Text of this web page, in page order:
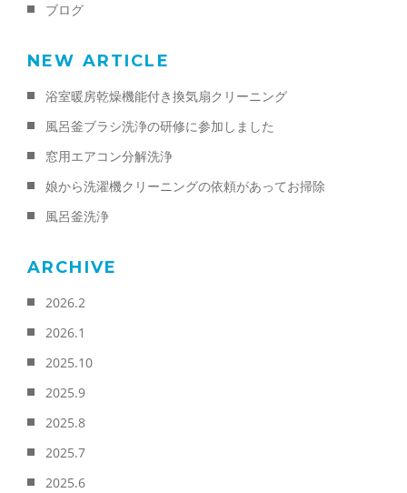
ブログ
NEW ARTICLE
浴室暖房乾燥機能付き換気扇クリーニング
風呂釜ブラシ洗浄の研修に参加しました
窓用エアコン分解洗浄
娘から洗濯機クリーニングの依頼があってお掃除
風呂釜洗浄
ARCHIVE
2026.2
2026.1
2025.10
2025.9
2025.8
2025.7
2025.6